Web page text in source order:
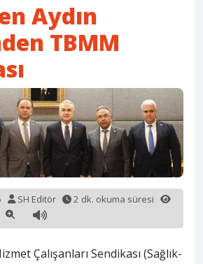
Aydın
TBMM
SH Editör
2 dk. okuma süresi
Çalışanları Sendikası (Sağlık-